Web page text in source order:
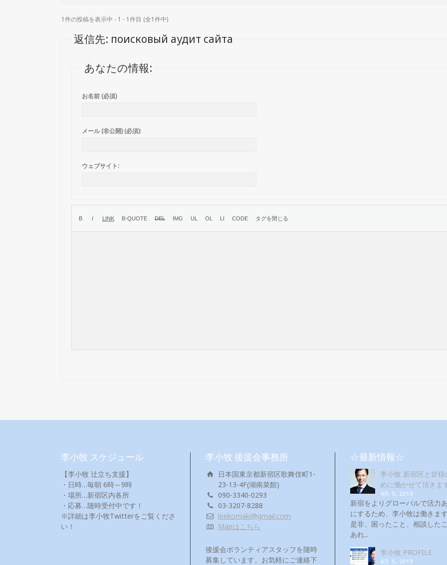
1件の投稿を表示中 - 1 - 1件目 (全1件中)
返信先: поисковый аудит сайта
あなたの情報:
お名前 (必須)
メール (非公開) (必須):
ウェブサイト:
李小牧 スケジュール
【李小牧 辻立ち支援】
・日時…毎朝 6時～9時
・場所…新宿区内各所
・応募…随時受付中です！
※詳細は李小牧Twitterをご覧くださ
い！
李小牧 後援会事務所
日本国東京都新宿区歌舞伎町1-
23-13-4F(湖南菜館)
090-3340-0293
03-3207-8288
leekomaki@gmail.com
Mapはこちら
後援会ボランティアスタッフを随時
募集しています。お気軽にご連絡下
☆最新情報☆
李小牧 新宿区と皆様
めに働かせて頂きま
4月 5, 2019
新宿をよりグローバルで活力
にするため、李小牧は働きま
是非、困ったこと、相談した
あれ...
李小牧 PROFILE
4月 5, 2019